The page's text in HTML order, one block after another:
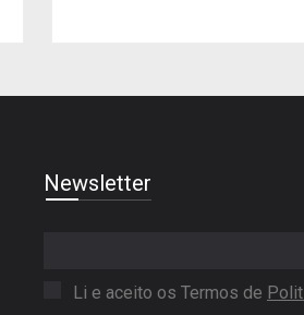
Newsletter
Li e aceito os Termos de